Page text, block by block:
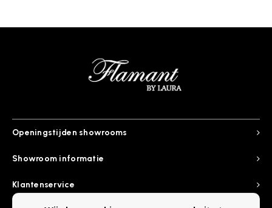
Showroom informatie
Openingstijden showrooms
Klantenservice